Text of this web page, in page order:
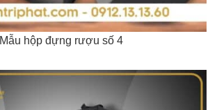
Mẫu hộp đựng rượu số 4